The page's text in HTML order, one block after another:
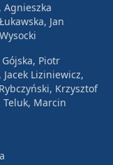
Agnieszka
Jan
Piotr
Jacek Liziniewicz,
Krzysztof
Teluk, Marcin